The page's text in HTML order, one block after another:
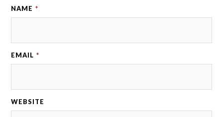
NAME *
EMAIL *
WEBSITE